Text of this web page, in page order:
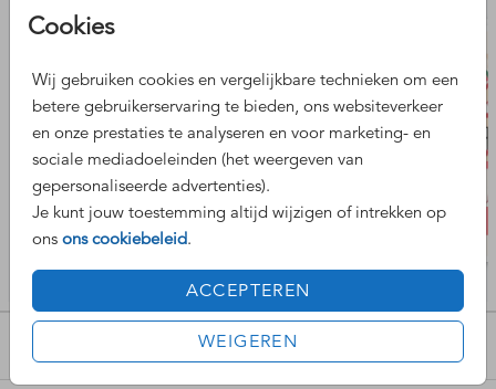
Cookies
Wij gebruiken cookies en vergelijkbare technieken om een
betere gebruikerservaring te bieden, ons websiteverkeer
en onze prestaties te analyseren en voor marketing- en
sociale mediadoeleinden (het weergeven van
gepersonaliseerde advertenties).
Je kunt jouw toestemming altijd wijzigen of intrekken op
ons ons cookiebeleid.
ACCEPTEREN
WEIGEREN